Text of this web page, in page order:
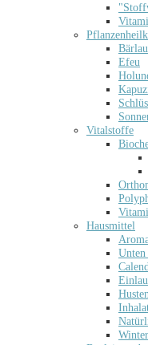
Efeu
Vitalstoffe
Hausmittel